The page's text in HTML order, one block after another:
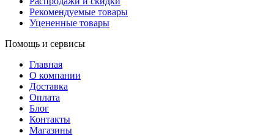
Рекомендуемые товары
Уцененные товары
Помощь и сервисы
Главная
О компании
Доставка
Оплата
Блог
Контакты
Магазины